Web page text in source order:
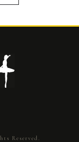
Reserved.